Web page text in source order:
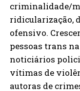
criminalidade/
ridicularização,
ofensivo.
pessoas trans
noticiários
vítimas de
autoras de